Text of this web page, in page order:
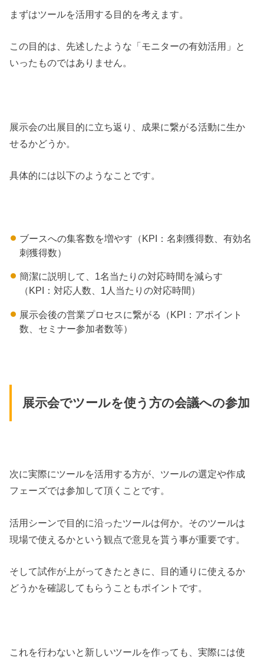
まずはツールを活用する目的を考えます。
この目的は、先述したような「モニターの有効活用」と
いったものではありません。
展示会の出展目的に立ち返り、成果に繋がる活動に生か
せるかどうか。
具体的には以下のようなことです。
ブースへの集客数を増やす（KPI：名刺獲得数、有効名
刺獲得数）
簡潔に説明して、1名当たりの対応時間を減らす
（KPI：対応人数、1人当たりの対応時間）
展示会後の営業プロセスに繋がる（KPI：アポイント
数、セミナー参加者数等）
展示会でツールを使う方の会議への参加
次に実際にツールを活用する方が、ツールの選定や作成
フェーズでは参加して頂くことです。
活用シーンで目的に沿ったツールは何か。そのツールは
現場で使えるかという観点で意見を貰う事が重要です。
そして試作が上がってきたときに、目的通りに使えるか
どうかを確認してもらうこともポイントです。
これを行わないと新しいツールを作っても、実際には使